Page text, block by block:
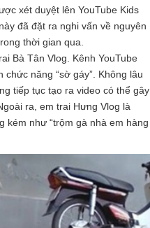
xét duyệt lên YouTube Kids
đã đặt ra nghi vấn về nguyên
thời gian qua.
Bà Tân Vlog. Kênh YouTube
năng “sờ gáy”. Không lâu
tiếp tục tạo ra video có thể gây
ra, em trai Hưng Vlog là
kém như “trộm gà nhà em hàng